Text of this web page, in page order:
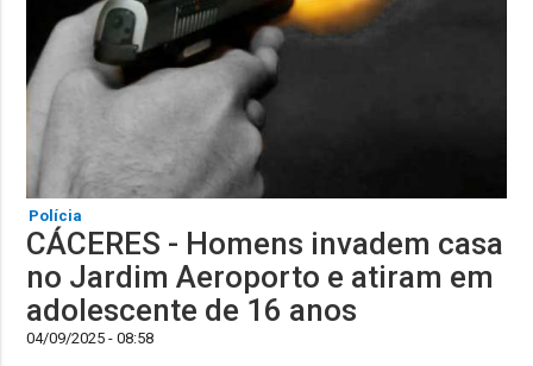
Polícia
CÁCERES - Homens invadem casa
no Jardim Aeroporto e atiram em
adolescente de 16 anos
04/09/2025 - 08:58